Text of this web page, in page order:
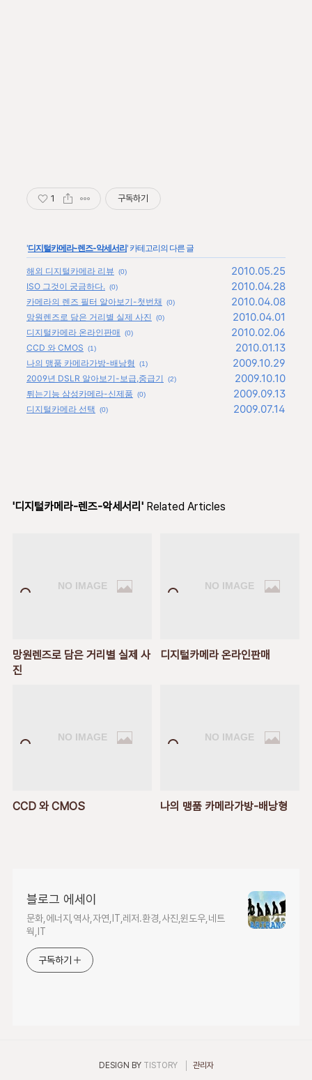
1 구독하기
'디지털카메라-렌즈-악세서리' 카테고리의 다른 글
해외 디지털카메라 리뷰 (0) 2010.05.25
ISO 그것이 궁금하다. (0) 2010.04.28
카메라의 렌즈 필터 알아보기-첫번채 (0) 2010.04.08
망원렌즈로 담은 거리별 실제 사진 (0) 2010.04.01
디지털카메라 온라인판매 (0) 2010.02.06
CCD 와 CMOS (1) 2010.01.13
나의 맹품 카메라가방-배낭형 (1) 2009.10.29
2009년 DSLR 알아보기-보급,중급기 (2) 2009.10.10
튀는기능 삼성카메라-신제품 (0) 2009.09.13
디지털카메라 선택 (0) 2009.07.14
'디지털카메라-렌즈-악세서리' Related Articles
망원렌즈로 담은 거리별 실제 사
진
디지털카메라 온라인판매
CCD 와 CMOS 나의 맹품 카메라가방-배낭형
블로그 에세이
문화,에너지,역사,자연,IT,레저.환경,사진,윈도우,네트
웍,IT
구독하기
DESIGN BY TISTORY 관리자